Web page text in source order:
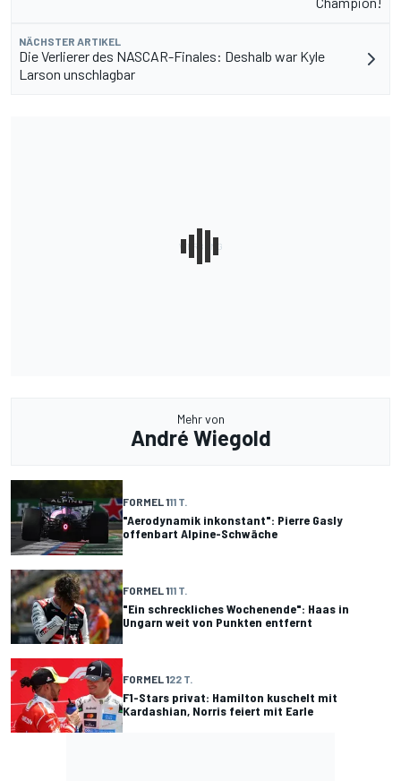
NÄCHSTER ARTIKEL
Die Verlierer des NASCAR-Finales: Deshalb war Kyle
Larson unschlagbar
Mehr von
André Wiegold
FORMEL 111 T.
"Aerodynamik inkonstant": Pierre Gasly
offenbart Alpine-Schwäche
FORMEL 111 T.
"Ein schreckliches Wochenende": Haas in
Ungarn weit von Punkten entfernt
FORMEL 122 T.
F1-Stars privat: Hamilton kuschelt mit
Kardashian, Norris feiert mit Earle